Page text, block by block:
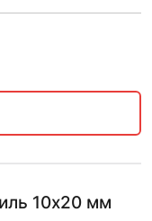
10х20 мм